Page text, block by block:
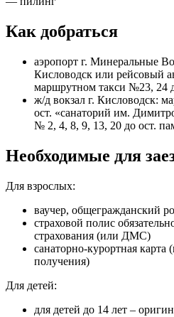
Как добраться
аэропорт г. Минеральные
Кисловодск или рейсовый
маршрутном такси №23, 24
ж/д вокзал г. Кисловодск:
ост. «санаторий им.
№ 2, 4, 8, 9, 13, 20 до ост.
Необходимые для
Для взрослых:
ваучер, общегражданский
страховой полис
страхования (или ДМС)
санаторно-курортная карта
получения)
Для детей:
для детей до 14 лет –